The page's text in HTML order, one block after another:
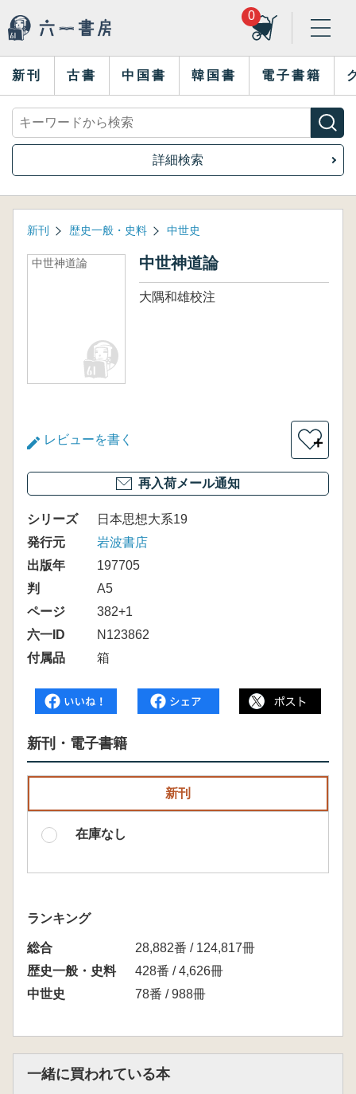
0
新刊 古書 中国書 韓国書 電子書籍
詳細検索
新刊 歴史一般・史料 中世史
中世神道論 中世神道論
大隅和雄校注
レビューを書く ＋
再入荷メール通知
シリーズ
日本思想大系19
発行元
岩波書店
出版年
197705
判
A5
ページ
382+1
六一ID
N123862
付属品
箱
新刊・電子書籍
新刊
在庫なし
ランキング
総合
28,882番 / 124,817冊
歴史一般・史料
428番 / 4,626冊
中世史
78番 / 988冊
一緒に買われている本